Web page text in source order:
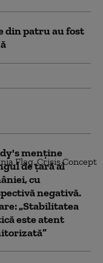
din patru au fost
menține
de țară al
cu
negativă.
„Stabilitatea
este atent